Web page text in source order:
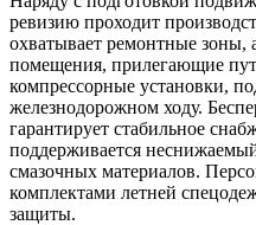
ревизию проходит
охватывает ремонтные
помещения, прилегающие
компрессорные установки,
железнодорожном ходу.
гарантирует стабильное
поддерживается
смазочных материалов.
комплектами летней
защиты.